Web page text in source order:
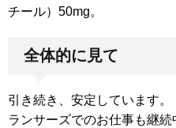
チール）50mg。
全体的に見て
引き続き、安定しています。
ランサーズでのお仕事も継続